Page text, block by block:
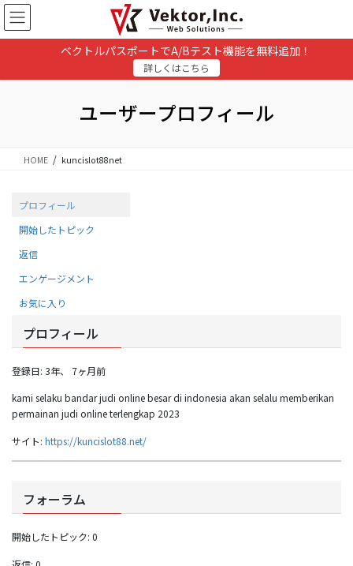
コ
ン
テ
ナ
ビ
ゲ
ベクトルパスポートでA/Bテスト機能を無料追加！
詳しくはこちら
ユーザープロフィール
HOME kuncislot88net
プロフィール
開始したトピック
返信
エンゲージメント
お気に入り
プロフィール
登録日: 3年、 7ヶ月前
kami selaku bandar judi online besar di indonesia akan selalu memberikan
permainan judi online terlengkap 2023
サイト: https://kuncislot88.net/
フォーラム
開始したトピック: 0